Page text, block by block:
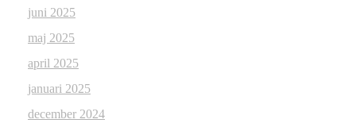
juni 2025
maj 2025
april 2025
januari 2025
december 2024